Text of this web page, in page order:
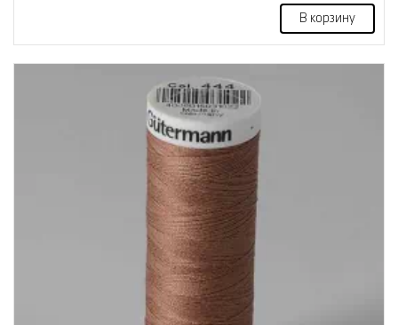
В корзину